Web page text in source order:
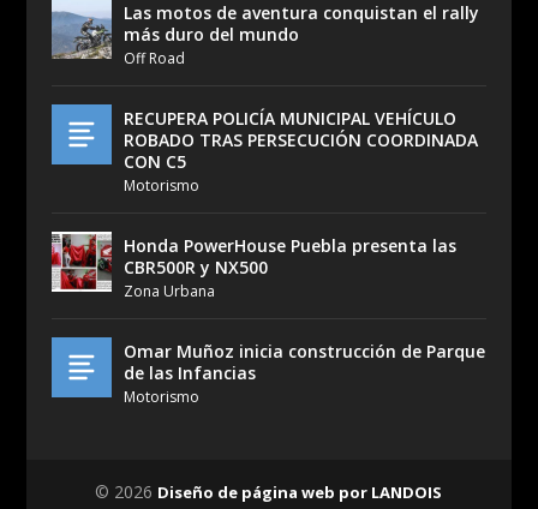
Las motos de aventura conquistan el rally
más duro del mundo
Off Road
RECUPERA POLICÍA MUNICIPAL VEHÍCULO
ROBADO TRAS PERSECUCIÓN COORDINADA
CON C5
Motorismo
Honda PowerHouse Puebla presenta las
CBR500R y NX500
Zona Urbana
Omar Muñoz inicia construcción de Parque
de las Infancias
Motorismo
© 2026 Diseño de página web por LANDOIS